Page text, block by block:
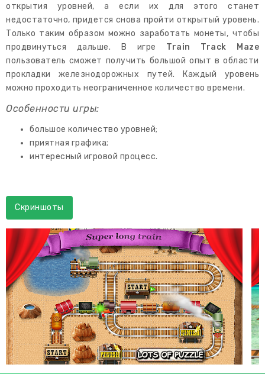
открытия уровней, а если их для этого станет
недостаточно, придется снова пройти открытый уровень.
Только таким образом можно заработать монеты, чтобы
продвинуться дальше. В игре Train Track Maze
пользователь сможет получить большой опыт в области
прокладки железнодорожных путей. Каждый уровень
можно проходить неограниченное количество времени.
Особенности игры:
большое количество уровней;
приятная графика;
интересный игровой процесс.
Скриншоты